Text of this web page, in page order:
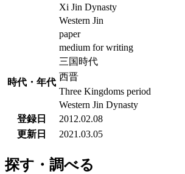
Xi Jin Dynasty
Western Jin
paper
medium for writing
時代・年代
三国時代
西晋
Three Kingdoms period
Western Jin Dynasty
登録日
2012.02.08
更新日
2021.03.05
探す・調べる